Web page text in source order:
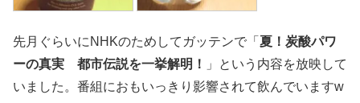
先月ぐらいにNHKのためしてガッテンで「 夏！炭酸パワ
ーの真実 都市伝説を一挙解明！
」という内容を放映して
いました。番組におもいっきり影響されて飲んでいますw